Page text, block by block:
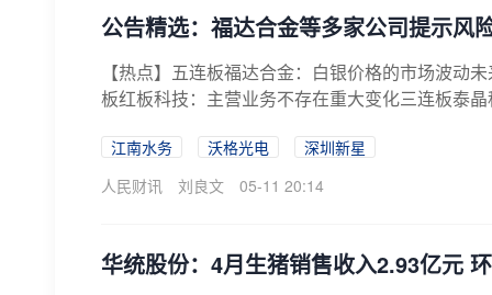
公告精选：福达合金等多家公司提示
【热点】五连板福达合金：白银价格的市场波动
板红板科技：主营业务不存在重大变化三连板泰
江南水务 沃格光电
深圳新星
人民财讯
刘良文 05-11 20:14
华统股份：4月生猪销售收入2.93亿元